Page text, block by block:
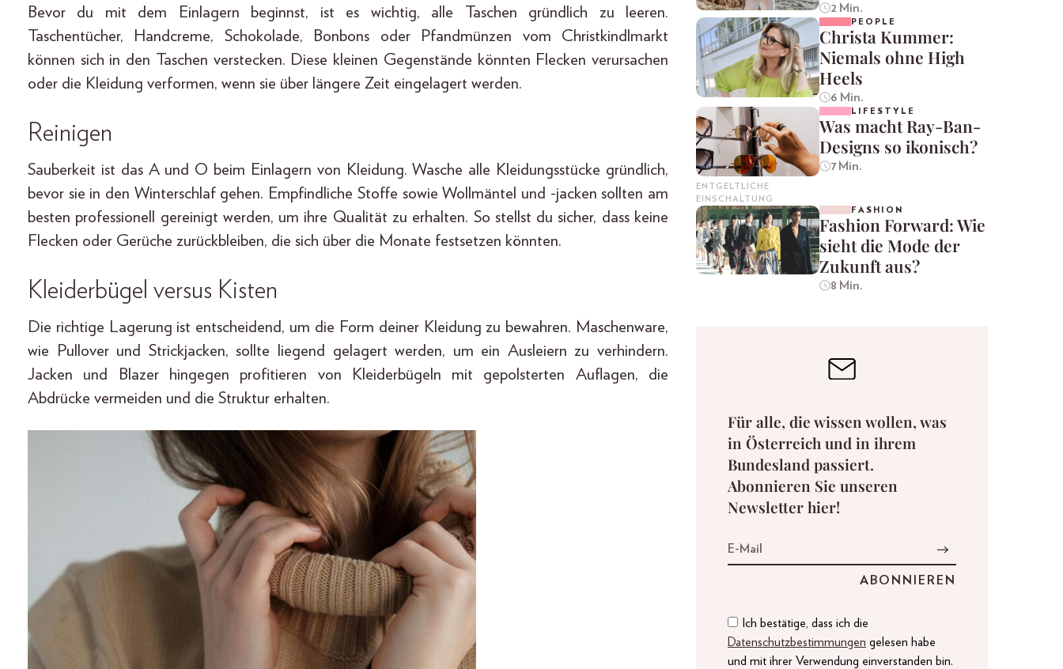
Bevor du mit dem Einlagern beginnst, ist es wichtig, alle Taschen gründlich zu leeren.
Taschentücher, Handcreme, Schokolade, Bonbons oder Pfandmünzen vom Christkindlmarkt
können sich in den Taschen verstecken. Diese kleinen Gegenstände könnten Flecken verursachen
oder die Kleidung verformen, wenn sie über längere Zeit eingelagert werden.
Reinigen
Sauberkeit ist das A und O beim Einlagern von Kleidung. Wasche alle Kleidungsstücke gründlich,
bevor sie in den Winterschlaf gehen. Empfindliche Stoffe sowie Wollmäntel und -jacken sollten am
besten professionell gereinigt werden, um ihre Qualität zu erhalten. So stellst du sicher, dass keine
Flecken oder Gerüche zurückbleiben, die sich über die Monate festsetzen könnten.
Kleiderbügel versus Kisten
Die richtige Lagerung ist entscheidend, um die Form deiner Kleidung zu bewahren. Maschenware,
wie Pullover und Strickjacken, sollte liegend gelagert werden, um ein Ausleiern zu verhindern.
Jacken und Blazer hingegen profitieren von Kleiderbügeln mit gepolsterten Auflagen, die
Abdrücke vermeiden und die Struktur erhalten.
2 Min.
PEOPLE
Christa Kummer:
Niemals ohne High
Heels
6 Min.
ENTGELTLICHE
EINSCHALTUNG
LIFESTYLE
Was macht Ray-Ban-
Designs so ikonisch?
7 Min.
FASHION
Fashion Forward: Wie
sieht die Mode der
Zukunft aus?
8 Min.
Für alle, die wissen wollen, was
in Österreich und in ihrem
Bundesland passiert.
Abonnieren Sie unseren
Newsletter hier!
Ich bestätige, dass ich die
Datenschutzbestimmungen gelesen habe
und mit ihrer Verwendung einverstanden bin.